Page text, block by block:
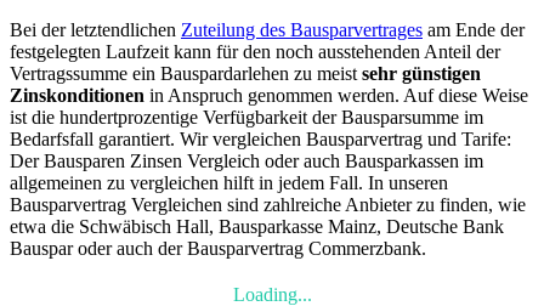
Bei der letztendlichen Zuteilung des Bausparvertrages am Ende der
festgelegten Laufzeit kann für den noch ausstehenden Anteil der
Vertragssumme ein Bauspardarlehen zu meist sehr günstigen
Zinskonditionen in Anspruch genommen werden. Auf diese Weise
ist die hundertprozentige Verfügbarkeit der Bausparsumme im
Bedarfsfall garantiert. Wir vergleichen Bausparvertrag und Tarife:
Der Bausparen Zinsen Vergleich oder auch Bausparkassen im
allgemeinen zu vergleichen hilft in jedem Fall. In unseren
Bausparvertrag Vergleichen sind zahlreiche Anbieter zu finden, wie
etwa die Schwäbisch Hall, Bausparkasse Mainz, Deutsche Bank
Bauspar oder auch der Bausparvertrag Commerzbank.
Loading...